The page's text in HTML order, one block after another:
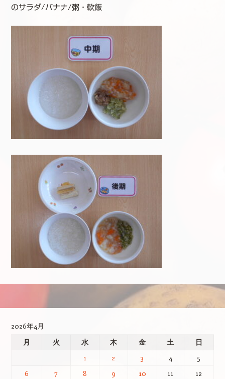
のサラダ/バナナ/粥・軟飯
2026年4月
月
火 水 木 金 土
日
1
2 3 4
5
6
7 8 9 10 11
12